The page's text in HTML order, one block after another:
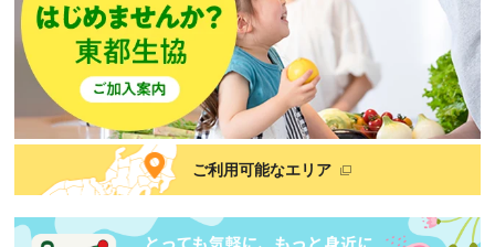
ご利用可能なエリア